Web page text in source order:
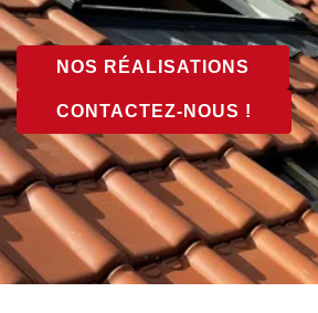
NOS RÉALISATIONS
CONTACTEZ-NOUS !